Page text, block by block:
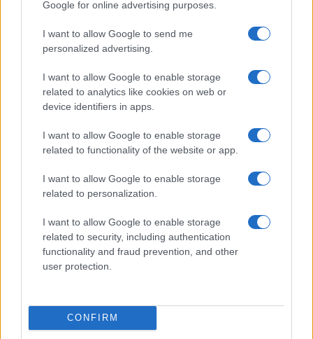
Google for online advertising purposes.
I want to allow Google to send me
personalized advertising.
I want to allow Google to enable storage
related to analytics like cookies on web or
device identifiers in apps.
I want to allow Google to enable storage
related to functionality of the website or app.
I want to allow Google to enable storage
related to personalization.
I want to allow Google to enable storage
related to security, including authentication
functionality and fraud prevention, and other
user protection.
CONFIRM
Petrolio in calo: Brent a 91.82 USD, ribassi diffusi tra le
materie prime
Andrea Innocenti · 4 Ago 2026
Nome
Eureka Bridged PAX
$4,187.30
$83,270.00